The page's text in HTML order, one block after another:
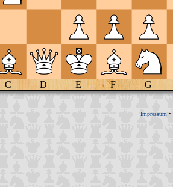
C D E F G
Impressum •